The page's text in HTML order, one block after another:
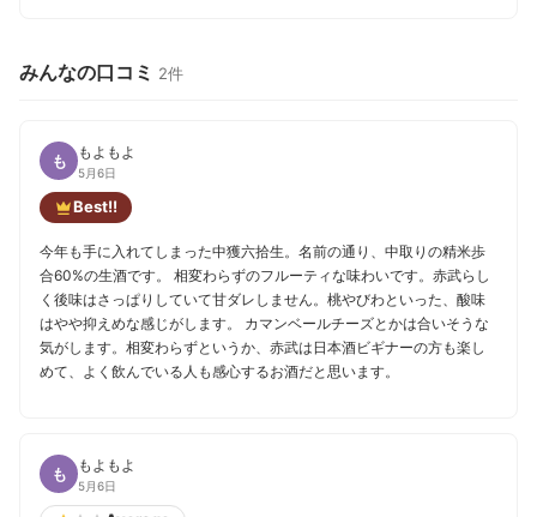
みんなの口コミ 2件
も もよもよ
5月6日
Best!!
今年も手に入れてしまった中獲六拾生。名前の通り、中取りの精米歩
合60%の生酒です。 相変わらずのフルーティな味わいです。赤武らし
く後味はさっぱりしていて甘ダレしません。桃やびわといった、酸味
はやや抑えめな感じがします。 カマンベールチーズとかは合いそうな
気がします。相変わらずというか、赤武は日本酒ビギナーの方も楽し
めて、よく飲んでいる人も感心するお酒だと思います。
も もよもよ
5月6日